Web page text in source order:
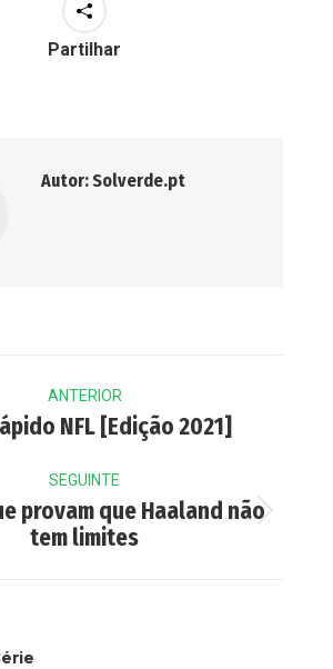
Partilhar
Autor:Solverde.pt
ANTERIOR
Previous
NFL [Edição 2021]
SEGUINTE
Next
post:
provam que Haaland não
tem limites